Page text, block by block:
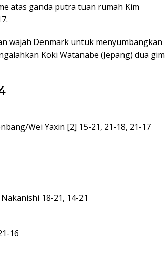
atas ganda putra tuan rumah Kim
wajah Denmark untuk menyumbangkan
Koki Watanabe (Jepang) dua gim
Wei Yaxin [2] 15-21, 21-18, 21-17
18-21, 14-21
16